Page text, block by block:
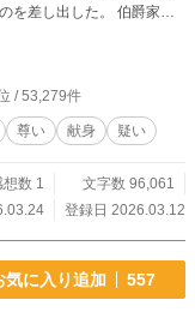
を差し出した。 伯爵家の
って欲しがって、誰かを
い。 だからこそ、悪名高
関連小説 『王
学び直しては？』
/ 53,279件
尊い 献身 疑い
想数 1
文字数 96,061
登録日 2026.03.12
気に入り追加 557